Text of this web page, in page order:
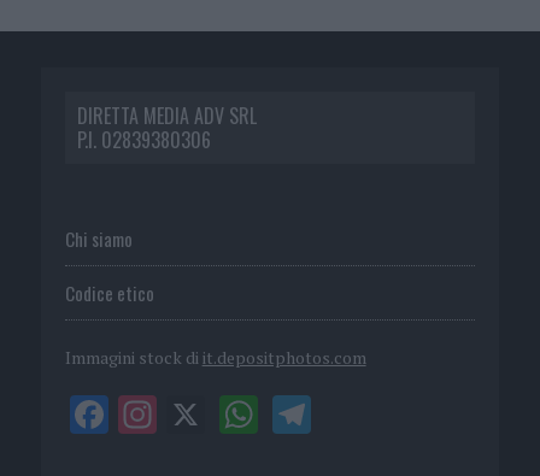
DIRETTA MEDIA ADV SRL
P.I. 02839380306
Chi siamo
Codice etico
Immagini stock di it.depositphotos.com